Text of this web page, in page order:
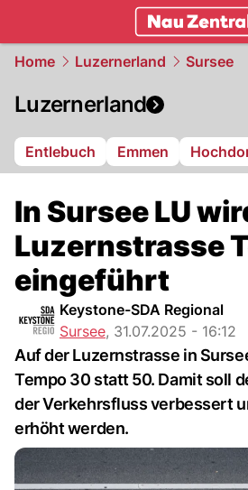
Home Luzernerland Sursee
Luzernerland
Entlebuch Emmen
In Sursee LU
Luzernstrasse
eingeführt
Keystone-SDA Regional
Sursee, 31.07.2025 - 16:12
Auf der Luzernstrasse in
Tempo 30 statt 50. Damit soll
der Verkehrsfluss verbessert
erhöht werden.